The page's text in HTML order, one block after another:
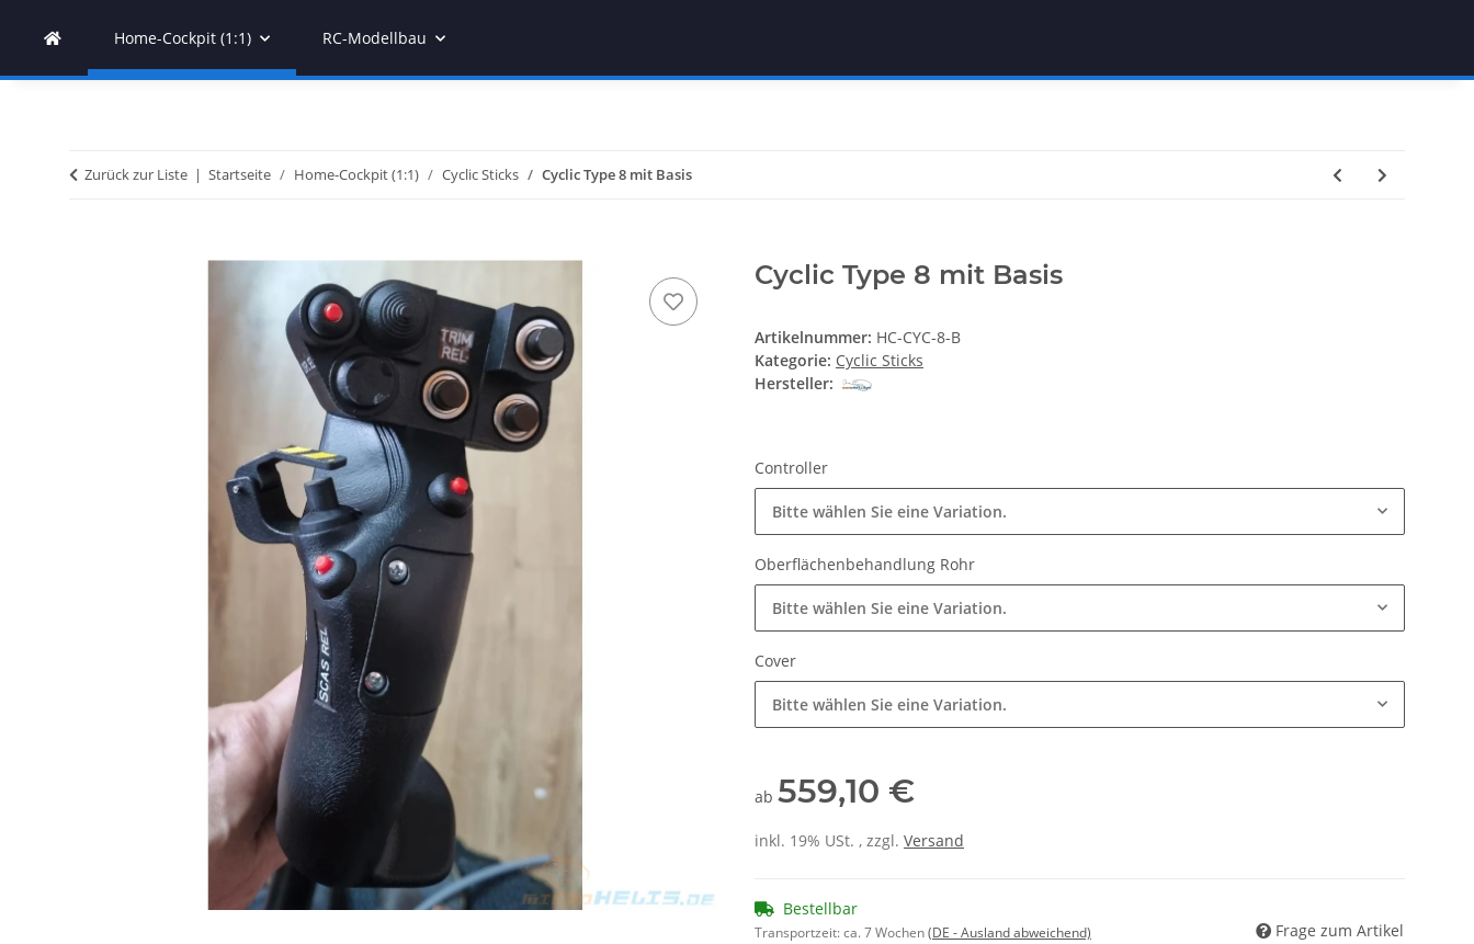
Home-Cockpit (1:1) RC-Modellbau
Zurück zur Liste Startseite Home-Cockpit (1:1) Cyclic Sticks Cyclic Type 8 mit Basis
Cyclic Type 8 mit Basis
Artikelnummer: HC-CYC-8-B
Kategorie: Cyclic Sticks
Hersteller:
Controller
Bitte wählen Sie eine Variation.
Oberflächenbehandlung Rohr
Bitte wählen Sie eine Variation.
Cover
Bitte wählen Sie eine Variation.
ab 559,10 €
inkl. 19% USt. , zzgl. Versand
Bestellbar
Transportzeit:ca. 7 Wochen(DE - Ausland abweichend) Frage zum Artikel